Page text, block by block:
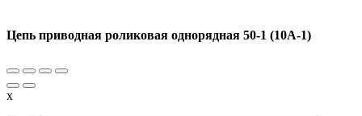
Цепь приводная роликовая однорядная 50-1 (10A-1)
x